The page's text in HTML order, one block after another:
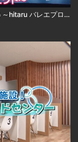
札幌ふるさと再発見 北の大地で優美に舞う～hitaru バレエプロジェクト～